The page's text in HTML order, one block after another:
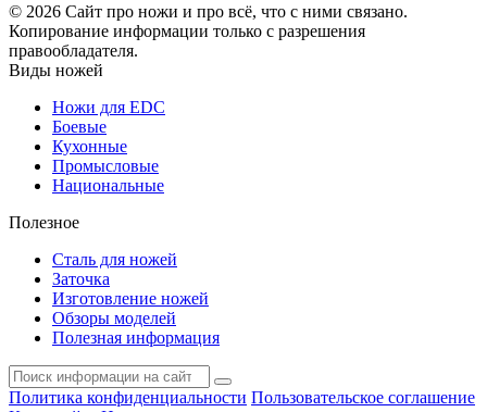
© 2026 Сайт про ножи и про всё, что с ними связано.
Копирование информации только с разрешения
правообладателя.
Виды ножей
Ножи для EDC
Боевые
Кухонные
Промысловые
Национальные
Полезное
Сталь для ножей
Заточка
Изготовление ножей
Обзоры моделей
Полезная информация
Политика конфиденциальности Пользовательское соглашение